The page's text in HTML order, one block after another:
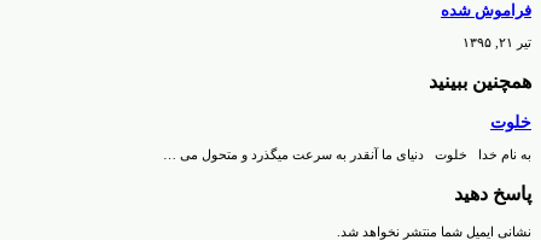
فراموش شده
تیر ۲۱, ۱۳۹۵
همچنین ببینید
خلوت
به نام خدا خلوت دنیای ما آنقدر به سرعت میگذرد و متحول می …
پاسخ دهید
نشانی ایمیل شما منتشر نخواهد شد.